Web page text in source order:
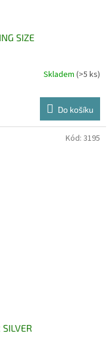
SIZE
Skladem (>5 ks)
Do košíku
Kód: 3195